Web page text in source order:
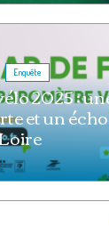
Enquête
2025 :
et un